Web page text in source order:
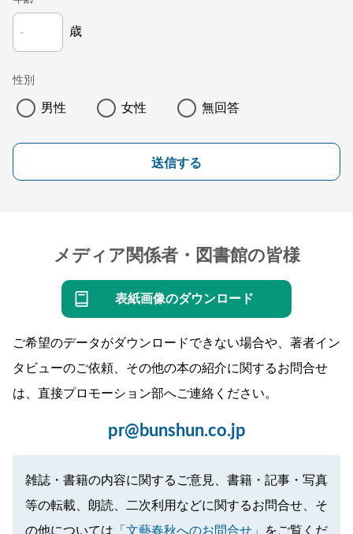
歳
性別
男性 女性 無回答
送信する
メディア関係者・図書館の皆様
表紙画像のダウンロード
ご希望のデータがダウンロードできない場合や、著者イン
タビューのご依頼、その他の本の紹介に関するお問合せ
は、直接プロモーション部へご連絡ください。
pr@bunshun.co.jp
雑誌・書籍の内容に関するご意見、書籍・記事・写真
等の転載、朗読、二次利用などに関するお問合せ、そ
の他については 「文藝春秋へのお問合せ」 をご覧くだ